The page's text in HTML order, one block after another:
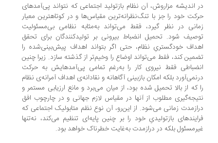
اندیشه مزاروش، آن نظام بازتولید اجتماعى که نتواند پى‌آمدهاى
خود را جز با تنگ‌نظرانه‌ترین مقیاس‌ها و در کوتاهترین معیار
در نظر گیرد، فقط مى‌تواند به‌مثابه نظامى بى‌مسئولیت
شود. تحمیل انضباط بیرونى بر تولیدکنندگان براى تحقق
خودگسترىِ نظام، حتى اگر بتواند اهداف پیش‌بینى‌شده را
کند، فقط مى‌تواند اوضاع را وخیم‌تر از گذشته سازد. زیرا چنین
فقط نیروى کار را به‌رغم تمامى پى‌آمدهایش به حرکت
بلکه امکان بازبینى آگاهانه و نقادانه‌ى اهداف آمرانه‌ى نظام
که از بالا تحمیل شده بود، از میان مى‌برد و مانع ارزیابى مستمر و
مطلوب از آنها در مقیاس لازم جهانى و در چارچوب افق
زمانى مى‌شود. از این‌رو، آن نوع نظم متابولیک اجتماعى که
بازتولیدىِ خود را بر چنین پایه‌اى تنظیم می‌کند، نه‌تنها
بلکه در درازمدت به‌غایت خطرناک خواهد بود.